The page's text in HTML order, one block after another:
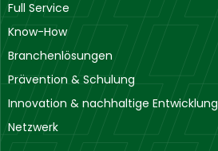
Full Service
Know-How
Branchenlösungen
Prävention & Schulung
Innovation & nachhaltige Entwicklung
Netzwerk